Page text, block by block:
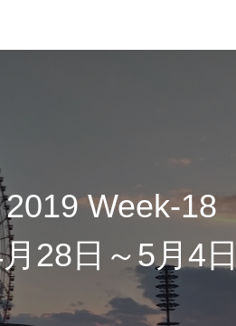
2019 Week-18
28日～5月4日